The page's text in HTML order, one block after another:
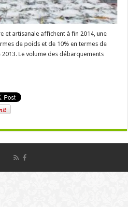
et artisanale affichent à fin 2014, une
de poids et de 10% en termes de
Le volume des débarquements